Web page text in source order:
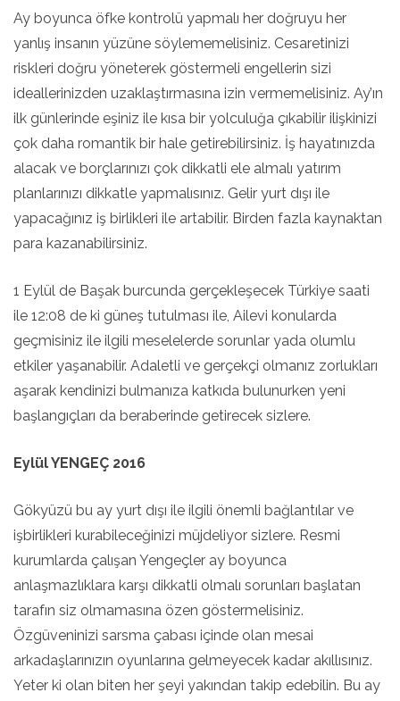
Ay boyunca öfke kontrolü yapmalı her doğruyu her
yanlış insanın yüzüne söylememelisiniz. Cesaretinizi
riskleri doğru yöneterek göstermeli engellerin sizi
ideallerinizden uzaklaştırmasına izin vermemelisiniz. Ay’ın
ilk günlerinde eşiniz ile kısa bir yolculuğa çıkabilir ilişkinizi
çok daha romantik bir hale getirebilirsiniz. İş hayatınızda
alacak ve borçlarınızı çok dikkatli ele almalı yatırım
planlarınızı dikkatle yapmalısınız. Gelir yurt dışı ile
yapacağınız iş birlikleri ile artabilir. Birden fazla kaynaktan
para kazanabilirsiniz.
1 Eylül de Başak burcunda gerçekleşecek Türkiye saati
ile 12:08 de ki güneş tutulması ile, Ailevi konularda
geçmisiniz ile ilgili meselelerde sorunlar yada olumlu
etkiler yaşanabilir. Adaletli ve gerçekçi olmanız zorlukları
aşarak kendinizi bulmanıza katkıda bulunurken yeni
başlangıçları da beraberinde getirecek sizlere.
Eylül YENGEÇ 2016
Gökyüzü bu ay yurt dışı ile ilgili önemli bağlantılar ve
işbirlikleri kurabileceğinizi müjdeliyor sizlere. Resmi
kurumlarda çalışan Yengeçler ay boyunca
anlaşmazlıklara karşı dikkatli olmalı sorunları başlatan
tarafın siz olmamasına özen göstermelisiniz.
Özgüveninizi sarsma çabası içinde olan mesai
arkadaşlarınızın oyunlarına gelmeyecek kadar akıllısınız.
Yeter ki olan biten her şeyi yakından takip edebilin. Bu ay